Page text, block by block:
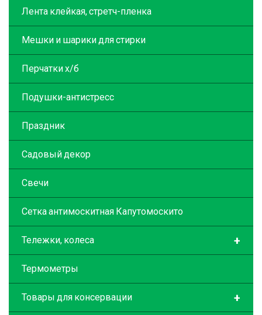
Лента клейкая, стретч-пленка
Мешки и шарики для стирки
Перчатки х/б
Подушки-антистресс
Праздник
Садовый декор
Свечи
Сетка антимоскитная Капутомоскито
+
Тележки, колеса
Термометры
+
Товары для консервации